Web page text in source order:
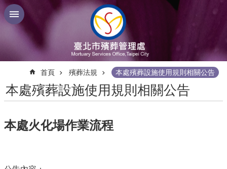
跳到主要內容區塊
首頁 殯葬法規 本處殯葬設施使用規則相關公告
本處殯葬設施使用規則相關公告
本處火化場作業流程